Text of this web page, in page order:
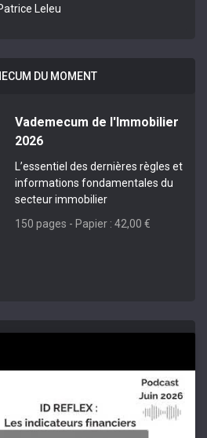
Leleu
DU MOMENT
Vademecum de l'Immobilier
2026
L’essentiel des dernières règles et
informations fondamentales du
secteur immobilier
150 pages - Papier : 42,00 €